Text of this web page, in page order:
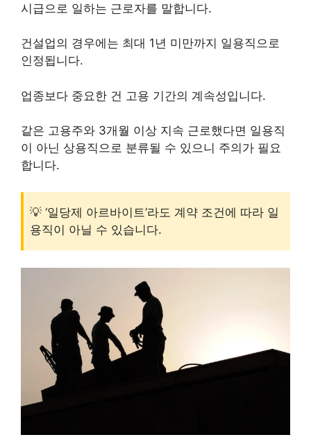
시급으로 일하는 근로자를 말합니다.
건설업의 경우에는 최대 1년 미만까지 일용직으로
인정됩니다.
업종보다 중요한 건 고용 기간의 계속성입니다.
같은 고용주와 3개월 이상 지속 근로했다면 일용직
이 아닌 상용직으로 분류될 수 있으니 주의가 필요
합니다.
💡 ‘일당제 아르바이트’라도 계약 조건에 따라 일
용직이 아닐 수 있습니다.